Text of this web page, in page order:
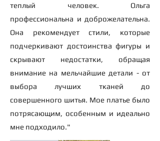
теплый человек. Ольга
профессиональна и доброжелательна.
Она рекомендует стили, которые
подчеркивают достоинства фигуры и
скрывают недостатки, обращая
внимание на мельчайшие детали - от
выбора лучших тканей до
совершенного шитья. Мое платье было
потрясающим, особенным и идеально
мне подходило."